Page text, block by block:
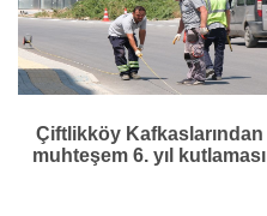
Çiftlikköy Kafkaslarından
muhteşem 6. yıl kutlaması